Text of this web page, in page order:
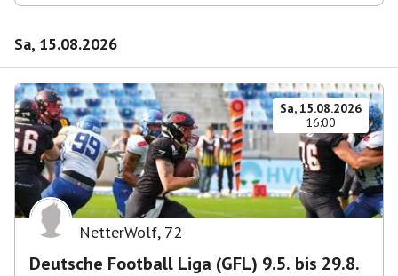
Sa, 15.08.2026
Sa, 15.08.2026
16:00
NetterWolf, 72
Deutsche Football Liga (GFL) 9.5. bis 29.8.